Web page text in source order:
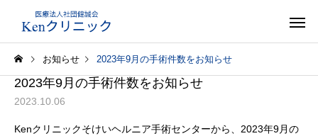
お知らせ 2023年9月の手術件数をお知らせ
2023年9月の手術件数をお知らせ
2023.10.06
Kenクリニックそけいヘルニア手術センターから、2023年9月の